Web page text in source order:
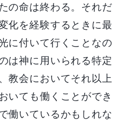
の命は終わる。それだ
化を経験するときに最
に付いて行くことなの
は神に用いられる特定
教会においてそれ以上
いても働くことができ
働いているかもしれな